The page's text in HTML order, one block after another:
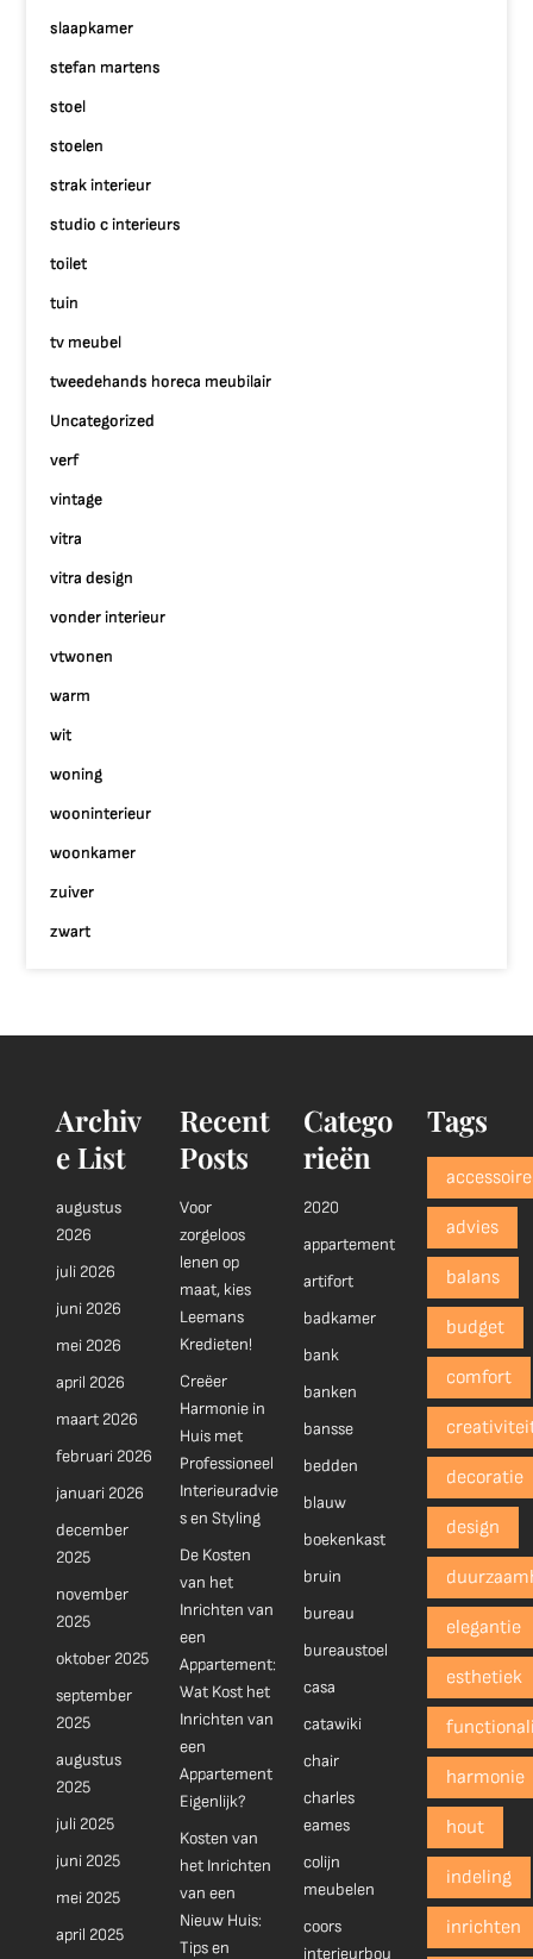
slaapkamer
stefan martens
stoel
stoelen
strak interieur
studio c interieurs
toilet
tuin
tv meubel
tweedehands horeca meubilair
Uncategorized
verf
vintage
vitra
vitra design
vonder interieur
vtwonen
warm
wit
woning
wooninterieur
woonkamer
zuiver
zwart
Archiv
e List
augustus
2026
juli 2026
juni 2026
mei 2026
april 2026
maart 2026
februari 2026
januari 2026
december
2025
november
2025
oktober 2025
september
2025
augustus
2025
juli 2025
juni 2025
mei 2025
april 2025
Recent
Posts
Voor
zorgeloos
lenen op
maat, kies
Leemans
Kredieten!
Creëer
Harmonie in
Huis met
Professioneel
Interieuradvie
s en Styling
De Kosten
van het
Inrichten van
een
Appartement:
Wat Kost het
Inrichten van
een
Appartement
Eigenlijk?
Kosten van
het Inrichten
van een
Nieuw Huis:
Tips en
Catego
rieën
2020
appartement
artifort
badkamer
bank
banken
bansse
bedden
blauw
boekenkast
bruin
bureau
bureaustoel
casa
catawiki
chair
charles
eames
colijn
meubelen
coors
interieurbou
Tags
advies
balans
budget
comfort
decoratie
design
elegantie
esthetiek
harmonie
hout
indeling
inrichten